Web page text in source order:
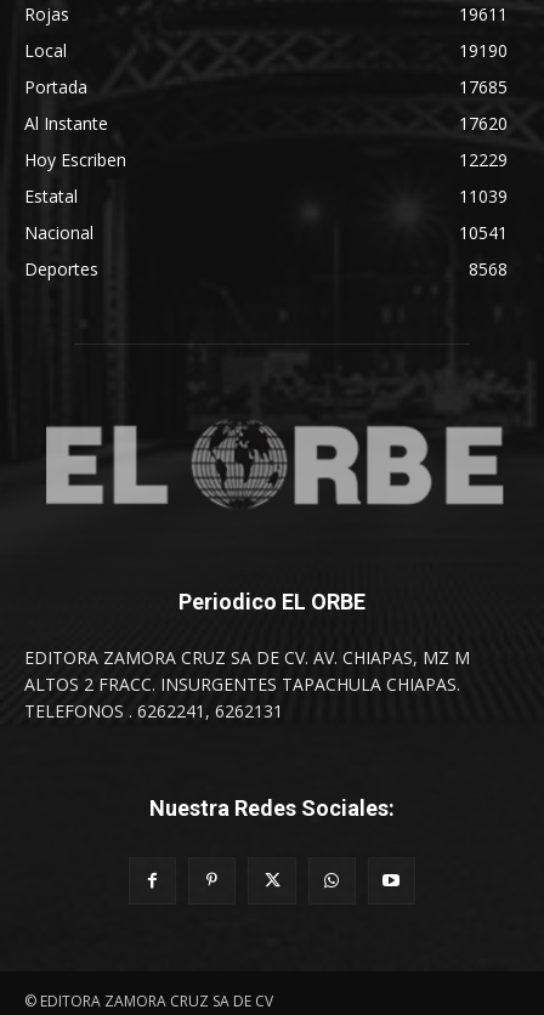
Rojas
19611
Local
19190
Portada
17685
Al Instante
17620
Hoy Escriben
12229
Estatal
11039
Nacional
10541
Deportes
8568
Periodico EL ORBE
EDITORA ZAMORA CRUZ SA DE CV. AV. CHIAPAS, MZ M
ALTOS 2 FRACC. INSURGENTES TAPACHULA CHIAPAS.
TELEFONOS . 6262241, 6262131
Nuestra Redes Sociales:
© EDITORA ZAMORA CRUZ SA DE CV